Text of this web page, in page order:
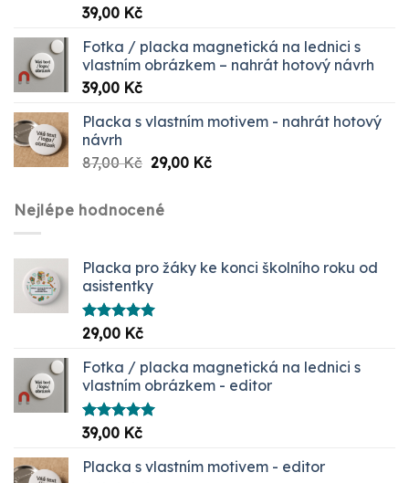
Hodnocení
5.00
39,00 Kč
Fotka / placka magnetická na lednici s
vlastním obrázkem – nahrát hotový návrh
39,00 Kč
Placka s vlastním motivem - nahrát hotový
návrh
87,00Kč Původní
byla:
87,00 Kč.
29,00 KčAktuální
Nejlépe hodnocené
Placka pro žáky ke konci školního roku od
asistentky
Hodnocení
5.00
29,00 Kč
Fotka / placka magnetická na lednici s
vlastním obrázkem - editor
Hodnocení
5.00
39,00 Kč
Placka s vlastním motivem - editor